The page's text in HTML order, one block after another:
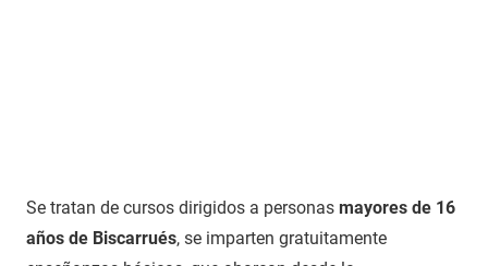
Se tratan de cursos dirigidos a personas mayores de 16
años de Biscarrués, se imparten gratuitamente